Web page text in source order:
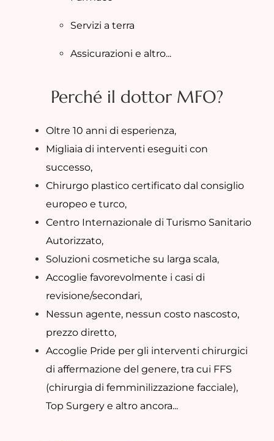
Servizi a terra
Assicurazioni e altro...
Perché il dottor MFO?
Oltre 10 anni di esperienza,
Migliaia di interventi eseguiti con
successo,
Chirurgo plastico certificato dal consiglio
europeo e turco,
Centro Internazionale di Turismo Sanitario
Autorizzato,
Soluzioni cosmetiche su larga scala,
Accoglie favorevolmente i casi di
revisione/secondari,
Nessun agente, nessun costo nascosto,
prezzo diretto,
Accoglie Pride per gli interventi chirurgici
di affermazione del genere, tra cui FFS
(chirurgia di femminilizzazione facciale),
Top Surgery e altro ancora...